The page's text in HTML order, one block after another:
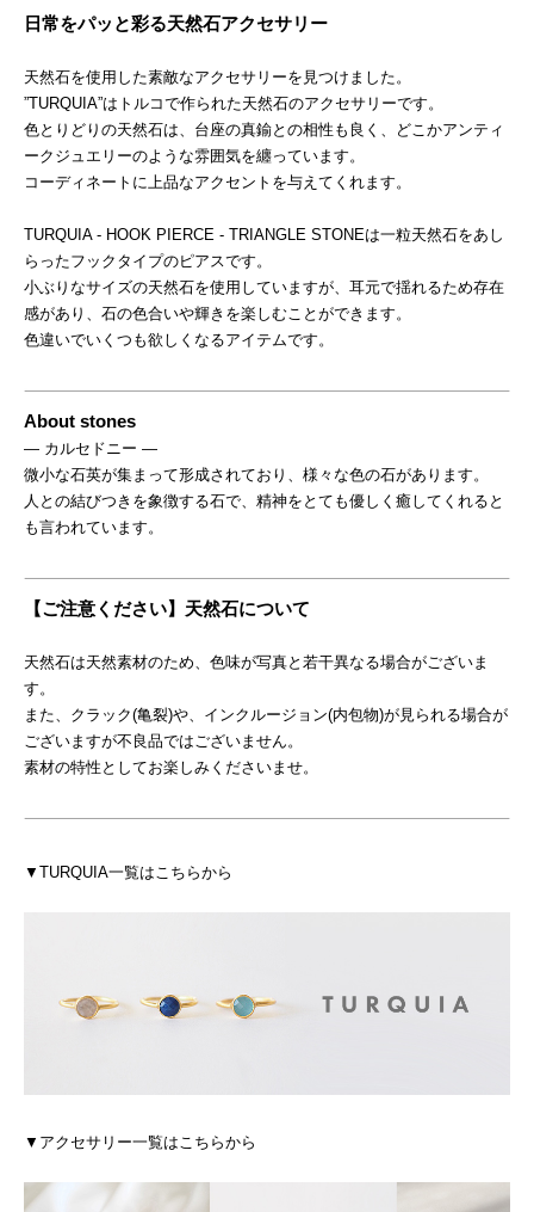
日常をパッと彩る天然石アクセサリー
天然石を使用した素敵なアクセサリーを見つけました。
”TURQUIA”はトルコで作られた天然石のアクセサリーです。
色とりどりの天然石は、台座の真鍮との相性も良く、どこかアンティ
ークジュエリーのような雰囲気を纏っています。
コーディネートに上品なアクセントを与えてくれます。
TURQUIA - HOOK PIERCE - TRIANGLE STONEは一粒天然石をあし
らったフックタイプのピアスです。
小ぶりなサイズの天然石を使用していますが、耳元で揺れるため存在
感があり、石の色合いや輝きを楽しむことができます。
色違いでいくつも欲しくなるアイテムです。
About stones
― カルセドニー ―
微小な石英が集まって形成されており、様々な色の石があります。
人との結びつきを象徴する石で、精神をとても優しく癒してくれると
も言われています。
【ご注意ください】天然石について
天然石は天然素材のため、色味が写真と若干異なる場合がございま
す。
また、クラック(亀裂)や、インクルージョン(内包物)が見られる場合が
ございますが不良品ではございません。
素材の特性としてお楽しみくださいませ。
▼TURQUIA一覧はこちらから
▼アクセサリー一覧はこちらから